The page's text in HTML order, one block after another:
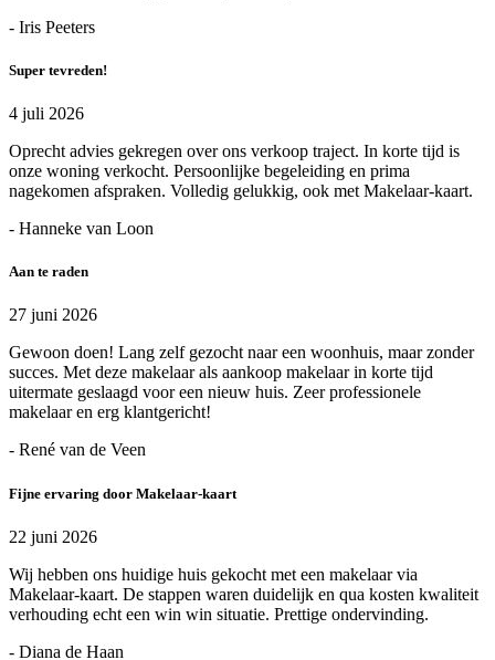
- Iris Peeters
Super tevreden!
4 juli 2026
Oprecht advies gekregen over ons verkoop traject. In korte tijd is
onze woning verkocht. Persoonlijke begeleiding en prima
nagekomen afspraken. Volledig gelukkig, ook met Makelaar-kaart.
- Hanneke van Loon
Aan te raden
27 juni 2026
Gewoon doen! Lang zelf gezocht naar een woonhuis, maar zonder
succes. Met deze makelaar als aankoop makelaar in korte tijd
uitermate geslaagd voor een nieuw huis. Zeer professionele
makelaar en erg klantgericht!
- René van de Veen
Fijne ervaring door Makelaar-kaart
22 juni 2026
Wij hebben ons huidige huis gekocht met een makelaar via
Makelaar-kaart. De stappen waren duidelijk en qua kosten kwaliteit
verhouding echt een win win situatie. Prettige ondervinding.
- Diana de Haan